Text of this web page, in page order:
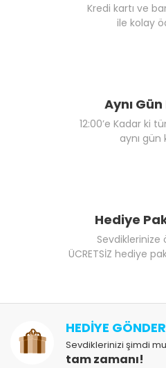
Kredi kartı ve
ile kolay
Aynı
12:00’e Kadar ki
aynı gün
Hediye
Sevdiklerinize
ÜCRETSİZ hediye
HEDİYE GÖNDER
Sevdiklerinizi şimdi
tam zamanı!